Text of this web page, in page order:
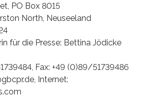
PO Box 8015
North, Neuseeland
für die Presse: Bettina Jödicke
Fax: +49 (0)89/51739486
Internet: